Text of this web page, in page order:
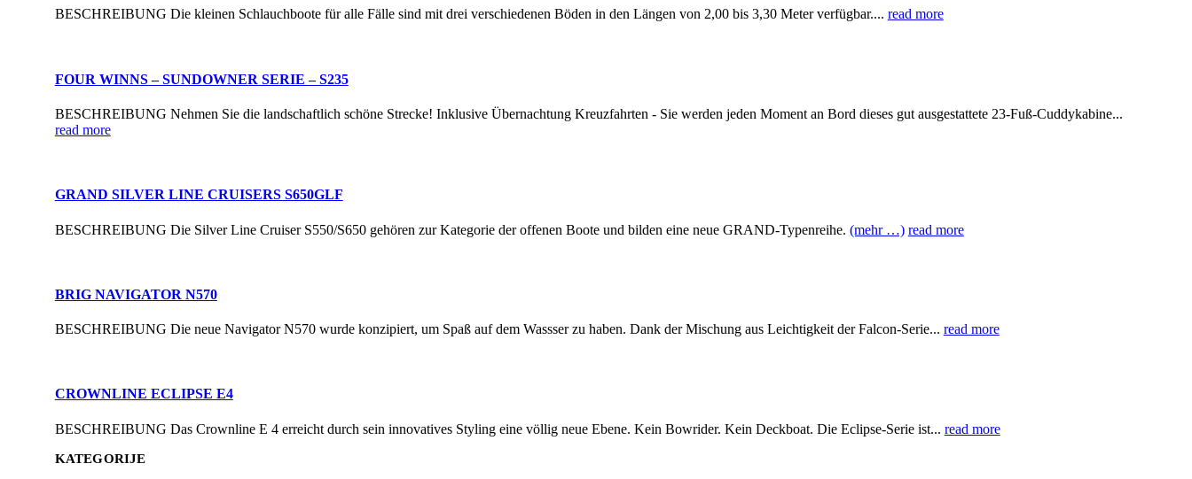
BESCHREIBUNG Die kleinen Schlauchboote für alle Fälle sind mit drei verschiedenen Böden in den Längen von 2,00 bis 3,30 Meter verfügbar.... read more
FOUR WINNS – SUNDOWNER SERIE – S235
BESCHREIBUNG Nehmen Sie die landschaftlich schöne Strecke! Inklusive Übernachtung Kreuzfahrten - Sie werden jeden Moment an Bord dieses gut ausgestattete 23-Fuß-Cuddykabine...
read more
GRAND SILVER LINE CRUISERS S650GLF
BESCHREIBUNG Die Silver Line Cruiser S550/S650 gehören zur Kategorie der offenen Boote und bilden eine neue GRAND-Typenreihe. (mehr …) read more
BRIG NAVIGATOR N570
BESCHREIBUNG Die neue Navigator N570 wurde konzipiert, um Spaß auf dem Wassser zu haben. Dank der Mischung aus Leichtigkeit der Falcon-Serie... read more
CROWNLINE ECLIPSE E4
BESCHREIBUNG Das Crownline E 4 erreicht durch sein innovatives Styling eine völlig neue Ebene. Kein Bowrider. Kein Deckboat. Die Eclipse-Serie ist... read more
KATEGORIJE